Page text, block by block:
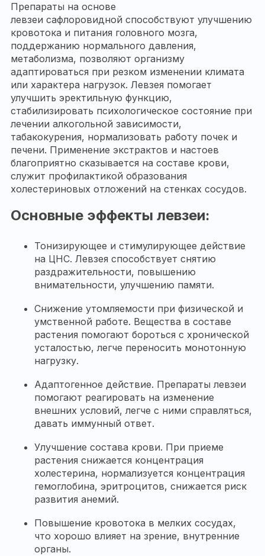
Препараты на основе
левзеи сафлоровидной способствуют улучшению
кровотока и питания головного мозга,
поддержанию нормального давления,
метаболизма, позволяют организму
адаптироваться при резком изменении климата
или характера нагрузок. Левзея помогает
улучшить эректильную функцию,
стабилизировать психологическое состояние при
лечении алкогольной зависимости,
табакокурения, нормализовать работу почек и
печени. Применение экстрактов и настоев
благоприятно сказывается на составе крови,
служит профилактикой образования
холестериновых отложений на стенках сосудов.
Основные эффекты левзеи:
Тонизирующее и стимулирующее действие
на ЦНС. Левзея способствует снятию
раздражительности, повышению
внимательности, улучшению памяти.
Снижение утомляемости при физической и
умственной работе. Вещества в составе
растения помогают бороться с хронической
усталостью, легче переносить монотонную
нагрузку.
Адаптогенное действие. Препараты левзеи
помогают реагировать на изменение
внешних условий, легче с ними справляться,
давать иммунный ответ.
Улучшение состава крови. При приеме
растения снижается концентрация
холестерина, нормализуется концентрация
гемоглобина, эритроцитов, снижается риск
развития анемий.
Повышение кровотока в мелких сосудах,
что хорошо влияет на зрение, внутренние
органы.